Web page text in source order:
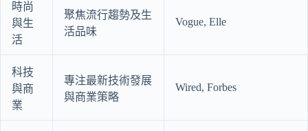
時尚
與生
活
聚焦流行趨勢及生
活品味
Vogue, Elle
科技
與商
業
專注最新技術發展
與商業策略
Wired, Forbes